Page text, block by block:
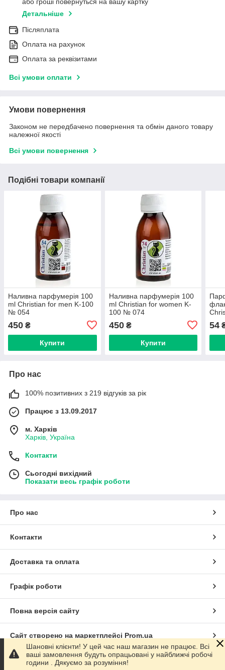
або гроші повернуться на вашу картку
Детальніше
Післяплата
Оплата на рахунок
Оплата за реквізитами
Всі умови оплати
Умови повернення
Законом не передбачено повернення та обмін даного товару
належної якості
Всі умови повернення
Подібні товари компанії
Наливна парфумерія 100
ml Christian for men K-100
№ 054
450 ₴
Купити
Наливна парфумерія 100
ml Christian for women K-
100 № 074
450₴
Купити
54
Про нас
100% позитивних з 219 відгуків за рік
Працює з 13.09.2017
м. Харків
Харків, Україна
Контакти
Сьогодні вихідний
Показати весь графік роботи
Про нас
Контакти
Доставка та оплата
Графік роботи
Повна версія сайту
Сайт створено на маркетплейсі Prom.ua
Політика конфіденційності
Шановні клієнти! У цей час наш магазин не працює. Всі
ваші замовлення будуть опрацьовані у найближчі робочі
години . Дякуємо за розуміння!